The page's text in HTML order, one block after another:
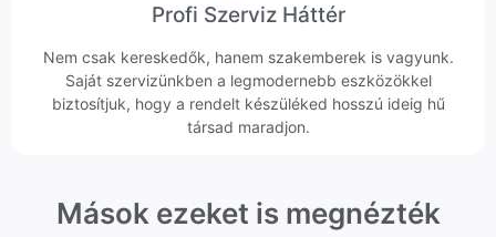
Profi Szerviz Háttér
Nem csak kereskedők, hanem szakemberek is vagyunk.
Saját szervizünkben a legmodernebb eszközökkel
biztosítjuk, hogy a rendelt készüléked hosszú ideig hű
társad maradjon.
Mások ezeket is megnézték